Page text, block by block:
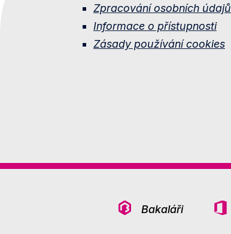
Zpracování osobních údajů
Informace o přístupnosti
Zásady používání cookies
Bakaláři